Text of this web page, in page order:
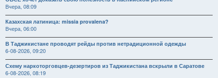
Вчера, 08:09
Казахская латиница: missia provalena?
Вчера, 06:00
В Таджикистане проводят рейды против нетрадиционной одежды
6-08-2026, 09:20
Схему наркоторговцев-дезертиров из Таджикистана вскрыли в Саратове
6-08-2026, 08:19